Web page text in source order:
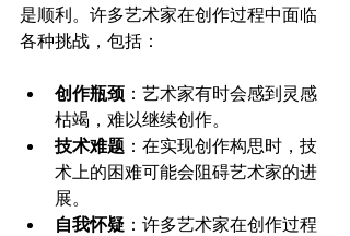
是顺利。许多艺术家在创作过程中面临
各种挑战，包括：
创作瓶颈 ：艺术家有时会感到灵感
枯竭，难以继续创作。
技术难题 ：在实现创作构思时，技
术上的困难可能会阻碍艺术家的进
展。
自我怀疑 ：许多艺术家在创作过程